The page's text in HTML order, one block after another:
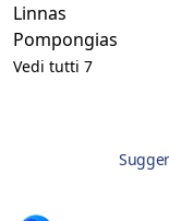
Linnas
Pompongias
Vedi tutti 7